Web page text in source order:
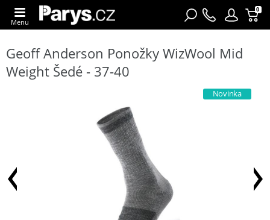
0
Menu
Geoff Anderson Ponožky WizWool Mid
Weight Šedé - 37-40
Novinka